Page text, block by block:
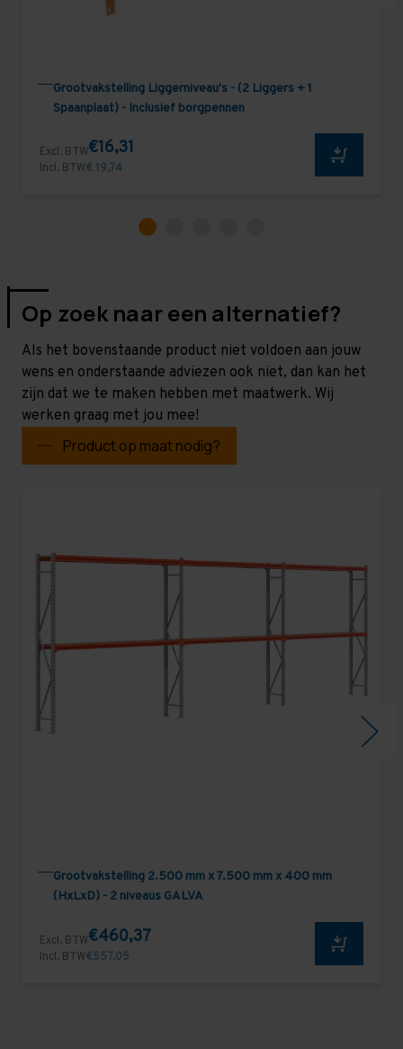
Grootvakstelling Liggerniveau's - (2 Liggers + 1
Spaanplaat) - Inclusief borgpennen
Excl. BTW€16,31
Incl. BTW€ 19,74
Op zoek naar een alternatief?
Als het bovenstaande product niet voldoen aan jouw
wens en onderstaande adviezen ook niet, dan kan het
zijn dat we te maken hebben met maatwerk. Wij
werken graag met jou mee!
Product op maat nodig?
Grootvakstelling 2.500 mm x 7.500 mm x 400 mm
(HxLxD) - 2 niveaus GALVA
Excl. BTW€460,37
Incl. BTW€557,05